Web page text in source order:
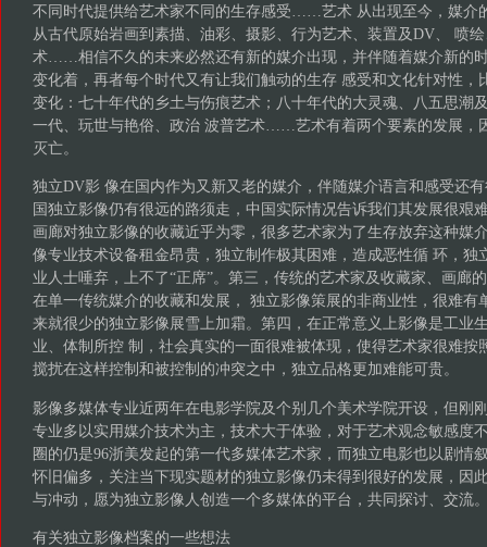
不同时代提供给艺术家不同的生存感受……艺术 从出现至今，媒介
从古代原始岩画到素描、油彩、摄影、行为艺术、装置及DV、 喷
术……相信不久的未来必然还有新的媒介出现，并伴随着媒介新的
变化着，再者每个时代又有让我们触动的生存 感受和文化针对性，
变化：七十年代的乡土与伤痕艺术；八十年代的大灵魂、八五思潮
一代、玩世与艳俗、政治 波普艺术……艺术有着两个要素的发展，
灭亡。
独立DV影 像在国内作为又新又老的媒介，伴随媒介语言和感受还
国独立影像仍有很远的路须走，中国实际情况告诉我们其发展很艰
画廊对独立影像的收藏近乎为零，很多艺术家为了生存放弃这种媒
像专业技术设备租金昂贵，独立制作极其困难，造成恶性循 环，独
业人士唾弃，上不了“正席”。第三，传统的艺术家及收藏家、画廊
在单一传统媒介的收藏和发展， 独立影像策展的非商业性，很难有
来就很少的独立影像展雪上加霜。第四，在正常意义上影像是工业
业、体制所控 制，社会真实的一面很难被体现，使得艺术家很难按
搅扰在这样控制和被控制的冲突之中，独立品格更加难能可贵。
影像多媒体专业近两年在电影学院及个别几个美术学院开设，但刚
专业多以实用媒介技术为主，技术大于体验，对于艺术观念敏感度
圈的仍是96浙美发起的第一代多媒体艺术家，而独立电影也以剧情
怀旧偏多，关注当下现实题材的独立影像仍未得到很好的发展，因
与冲动，愿为独立影像人创造一个多媒体的平台，共同探讨、交流
有关独立影像档案的一些想法